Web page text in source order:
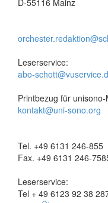
D-55116 Mainz
Leserservice:
abo-
Printbezug für
kontakt@uni-sono.org
Tel. +49 6131 246-855
Fax. +49 6131 246-
Leserservice:
Tel + 49 6123 92 38